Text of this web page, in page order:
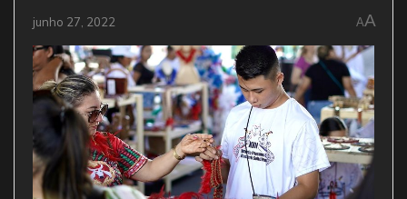
junho 27, 2022 AA